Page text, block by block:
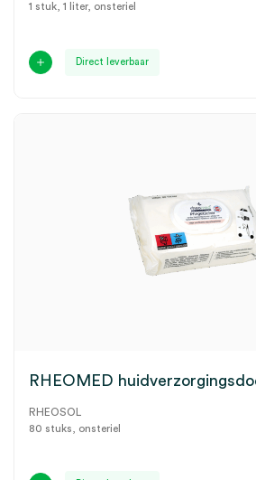
1 stuk, 1 liter, onsteriel
Direct leverbaar
RHEOMED
RHEOSOL
80 stuks, onsteriel